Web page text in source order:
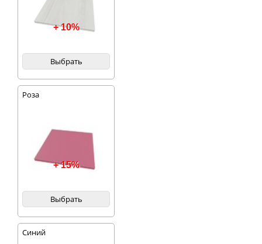
+ 10%
Выбрать
Роза
+ 15%
Выбрать
Синий